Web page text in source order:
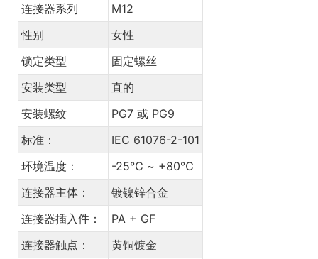
连接器系列
M12
性别
女性
锁定类型
固定螺丝
安装类型
直的
安装螺纹
PG7 或 PG9
标准：
IEC 61076-2-101
环境温度：
-25℃ ~ +80℃
连接器主体：
镀镍锌合金
连接器插入件：
PA + GF
连接器触点：
黄铜镀金